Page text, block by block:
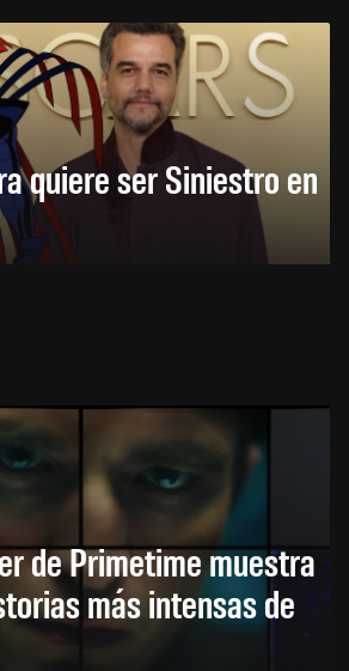
quiere ser Siniestro en
de Primetime muestra
más intensas de